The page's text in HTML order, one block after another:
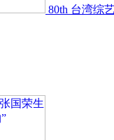
80th 台湾综